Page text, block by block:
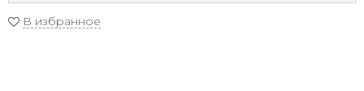
В избранное